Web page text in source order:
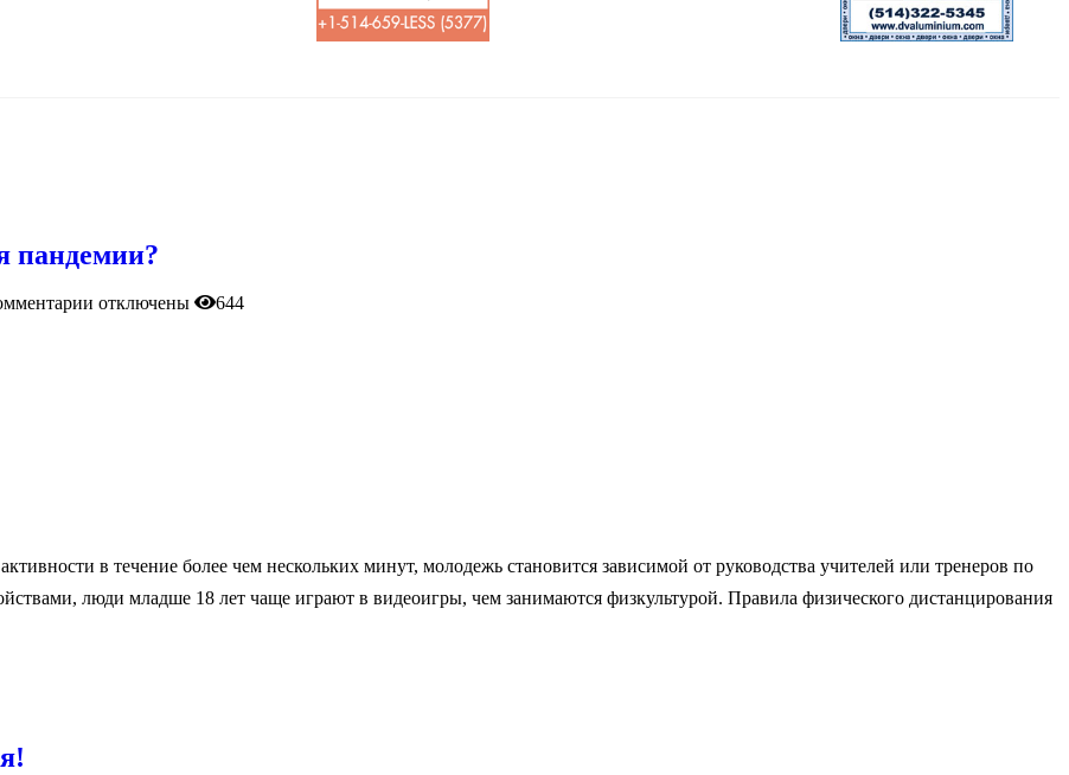
пандемии?
отключены 644
в течение более чем нескольких минут, молодежь становится зависимой от руководства учителей или тренеров по
люди младше 18 лет чаще играют в видеоигры, чем занимаются физкультурой. Правила физического дистанцирования